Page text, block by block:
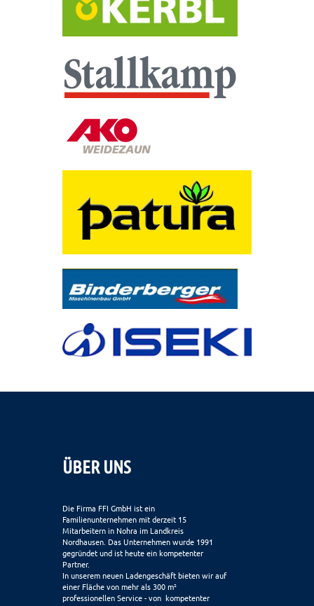
ÜBER UNS
Die Firma FFI GmbH ist ein
Familienunternehmen mit derzeit 15
Mitarbeitern in Nohra im Landkreis
Nordhausen. Das Unternehmen wurde 1991
gegründet und ist heute ein kompetenter
Partner.
In unserem neuen Ladengeschäft bieten wir auf
einer Fläche von mehr als 300 m²
professionellen Service - von kompetenter